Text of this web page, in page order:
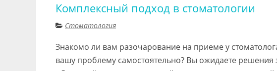
Комплексный подход в стоматологии
Стоматология
Знакомо ли вам разочарование на приеме у
вашу проблему самостоятельно? Вы ожидаете решения